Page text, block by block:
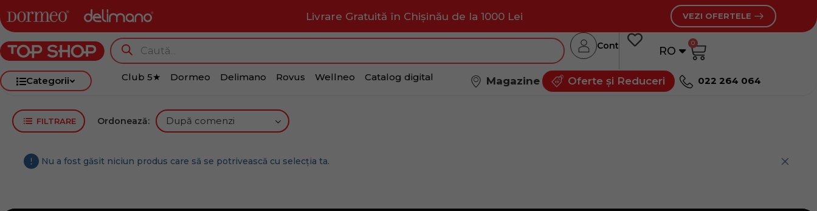
Livrare Gratuită în Chișinău de la 1000 Lei VEZI OFERTELE
Cont RO
RU
0
Categorii Club 5★ Dormeo Delimano Rovus Wellneo Catalog digital Magazine Oferte și Reduceri 022 264 064
FILTRARE Ordonează:
Nu a fost găsit niciun produs care să se potrivească cu selecția ta.